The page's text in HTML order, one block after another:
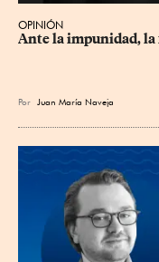
OPINIÓN
Ante la impunidad, la
Por Juan María Naveja